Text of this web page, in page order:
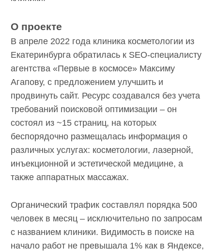
О проекте
В апреле 2022 года клиника косметологии из
Екатеринбурга обратилась к SEO-специалисту
агентства «Первые в космосе» Максиму
Агапову, с предложением улучшить и
продвинуть сайт. Ресурс создавался без учета
требований поисковой оптимизации – он
состоял из ~15 страниц, на которых
беспорядочно размещалась информация о
различных услугах: косметологии, лазерной,
инъекционной и эстетической медицине, а
также аппаратных массажах.
Органический трафик составлял порядка 500
человек в месяц – исключительно по запросам
с названием клиники. Видимость в поиске на
начало работ не превышала 1% как в Яндексе,